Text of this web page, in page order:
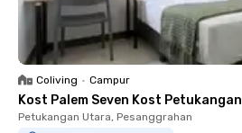
Coliving • Campur
Kost Palem Seven Kost Petukangan
Petukangan Utara, Pesanggrahan